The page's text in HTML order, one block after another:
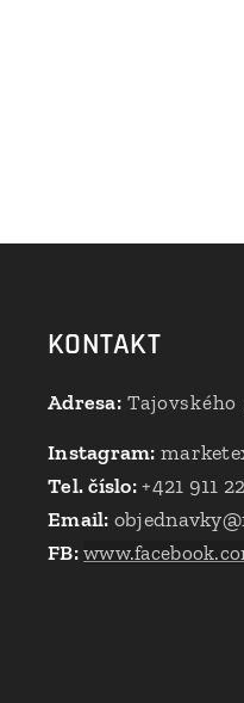
KONTAKT
Adresa:Tajovského
Instagram:
Tel. číslo:+421 911
Email:
FB: